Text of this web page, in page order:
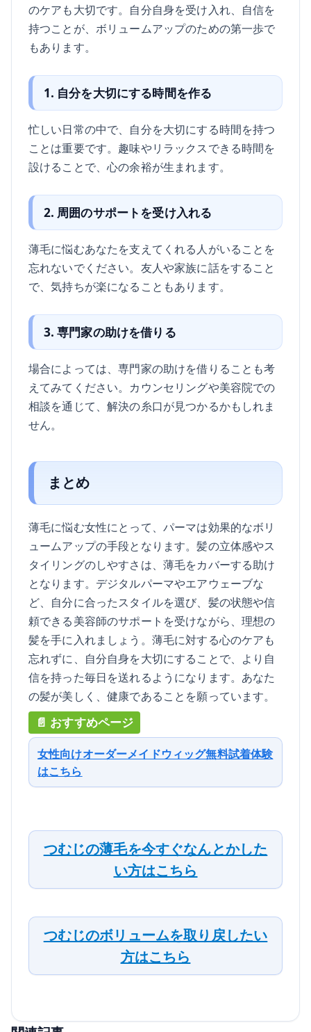
のケアも大切です。自分自身を受け入れ、自信を
持つことが、ボリュームアップのための第一歩で
もあります。
1. 自分を大切にする時間を作る
忙しい日常の中で、自分を大切にする時間を持つ
ことは重要です。趣味やリラックスできる時間を
設けることで、心の余裕が生まれます。
2. 周囲のサポートを受け入れる
薄毛に悩むあなたを支えてくれる人がいることを
忘れないでください。友人や家族に話をすること
で、気持ちが楽になることもあります。
3. 専門家の助けを借りる
場合によっては、専門家の助けを借りることも考
えてみてください。カウンセリングや美容院での
相談を通じて、解決の糸口が見つかるかもしれま
せん。
まとめ
薄毛に悩む女性にとって、パーマは効果的なボリ
ュームアップの手段となります。髪の立体感やス
タイリングのしやすさは、薄毛をカバーする助け
となります。デジタルパーマやエアウェーブな
ど、自分に合ったスタイルを選び、髪の状態や信
頼できる美容師のサポートを受けながら、理想の
髪を手に入れましょう。薄毛に対する心のケアも
忘れずに、自分自身を大切にすることで、より自
信を持った毎日を送れるようになります。あなた
の髪が美しく、健康であることを願っています。
女性向けオーダーメイドウィッグ無料試着体験
はこちら
つむじの薄毛を今すぐなんとかした
い方はこちら
つむじのボリュームを取り戻したい
方はこちら